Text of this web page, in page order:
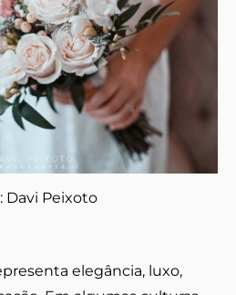
Davi Peixoto
elegância, luxo,